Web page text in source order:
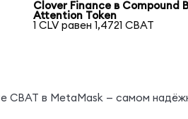
Clover Finance в Compound
Attention Token
1 CLV равен 1,4721 CBAT
CBAT в MetaMask — самом